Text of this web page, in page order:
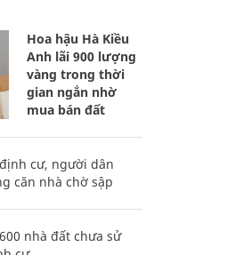
Hoa hậu Hà Kiều
Anh lãi 900 lượng
vàng trong thời
gian ngắn nhờ
mua bán đất
cư, người dân
căn nhà chờ sập
nhà đất chưa sử